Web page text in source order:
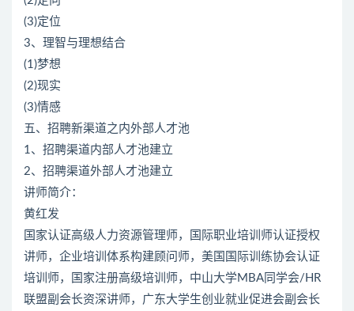
(3)定位
3、理智与理想结合
(1)梦想
(2)现实
(3)情感
五、招聘新渠道之内外部人才池
1、招聘渠道内部人才池建立
2、招聘渠道外部人才池建立
讲师简介：
黄红发
国家认证高级人力资源管理师，国际职业培训师认证授权
讲师，企业培训体系构建顾问师，美国国际训练协会认证
培训师，国家注册高级培训师，中山大学MBA同学会/HR
联盟副会长资深讲师，广东大学生创业就业促进会副会长